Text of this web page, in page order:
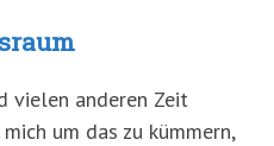
vielen anderen Zeit
um das zu kümmern,